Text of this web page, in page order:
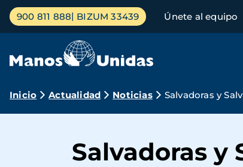
Pasar
contenido
Menú
principal
900 811 888 BIZUM 33439 Únete al equipo
Ruta
navegación
Inicio Actualidad Noticias Salvadoras y
Salvadoras y